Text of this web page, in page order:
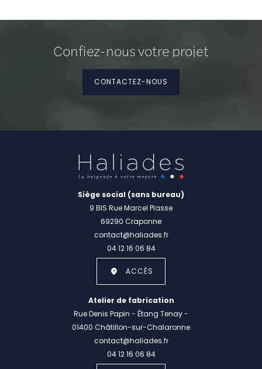
Confiez-nous votre projet
CONTACTEZ-NOUS
Siège social (sans bureau)
9 BIS Rue Marcel Plasse
69290 Craponne
contact@haliades.fr
04 12 16 06 84
ACCÈS
Atelier de fabrication
Rue Denis Papin - Étang Tenay -
01400 Châtillon-sur-Chalaronne
contact@haliades.fr
04 12 16 06 84